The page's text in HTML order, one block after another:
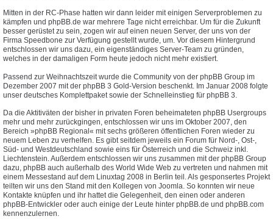
Mitten in der RC-Phase hatten wir dann leider mit einigen Serverproblemen zu
kämpfen und phpBB.de war mehrere Tage nicht erreichbar. Um für die Zukunft
besser gerüstet zu sein, zogen wir auf einen neuen Server, der uns von der
Firma Speedbone zur Verfügung gestellt wurde, um. Vor diesem Hintergrund
entschlossen wir uns dazu, ein eigenständiges Server-Team zu gründen,
welches in der damaligen Form heute jedoch nicht mehr existiert.
Passend zur Weihnachtszeit wurde die Community von der phpBB Group im
Dezember 2007 mit der phpBB 3 Gold-Version beschenkt. Im Januar 2008 folgte
unser deutsches Komplettpaket sowie der Schnelleinstieg für phpBB 3.
Da die Aktitiväten der bisher in privaten Foren beheimateten phpBB Usergroups
mehr und mehr zurückgingen, entschlossen wir uns im Oktober 2007, den
Bereich »phpBB Regional« mit sechs größeren öffentlichen Foren wieder zu
neuem Leben zu verhelfen. Es gibt seitdem jeweils ein Forum für Nord-, Ost-,
Süd- und Westdeutschland sowie eins für Österreich und die Schweiz inkl.
Liechtenstein. Außerdem entschlossen wir uns zusammen mit der phpBB Group
dazu, phpBB auch außerhalb des World Wide Web zu vertreten und nahmen mit
einem Messestand auf dem Linuxtag 2008 in Berlin teil. Als gesponsertes Projekt
teilten wir uns den Stand mit den Kollegen von Joomla. So konnten wir neue
Kontakte knüpfen und ihr hattet die Gelegenheit, den einen oder anderen
phpBB-Entwickler oder auch einige der Leute hinter phpBB.de und phpBB.com
kennenzulernen.